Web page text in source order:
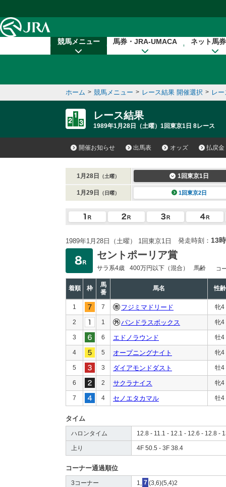
競馬メニュー 馬券・JRA-UMACA ネット馬
ホーム > 競馬メニュー > レース結果 開催選択 > レ
レース結果
1989年1月28日（土曜）1回東京1日 8レース
開催お知らせ 出馬表 オッズ 払戻金
1月28日 （土曜） 1回東京1日
1月29日 （日曜） 1回東京2日
1989年1月28日（土曜） 1回東京1日 発走時刻： 13
セントポーリア賞
サラ系4歳 400万円以下 （混合） 馬齢 コ
着順 枠
馬
番
馬名 性齢
1 7 フジミマドリード 牝4
2 1 パンドラスボックス 牝4
3 6 エドノラウンド 牡4
4 5 オープニングナイト 牝4
5 3 ダイアモンドダスト 牡4
6 2 サクラナイス 牝4
7 4 セノエタカマル 牡4
タイム
ハロンタイム 12.8 - 11.1 - 12.1 - 12.6 - 12.8 -
上り 4F 50.5 - 3F 38.4
コーナー通過順位
3コーナー 1, 7 (3,6)(5,4)2